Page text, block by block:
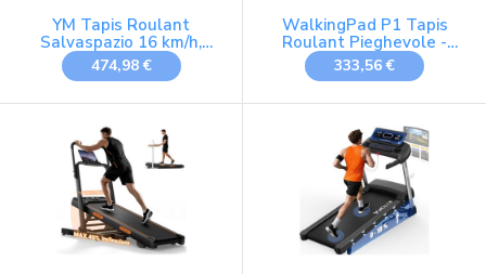
YM Tapis Roulant
Salvaspazio 16 km/h,
Marchio Italiano,
Inclinazione Autom., APP
Sistemi Controllo (TASTI
+ GESTUALE)
Brevettato, NEXT 4000
Your Move Nero
474,98 €
WalkingPad P1 Tapis
Roulant Pieghevole -
Tapis Roulant Elettrico
Salvaspazio Slim
333,56 €